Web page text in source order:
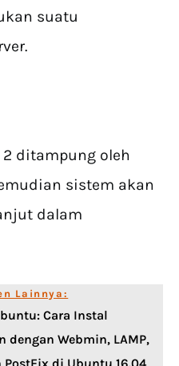
suatu
ditampung oleh
sistem akan
dalam
Lainnya:
Cara Instal
dengan Webmin, LAMP,